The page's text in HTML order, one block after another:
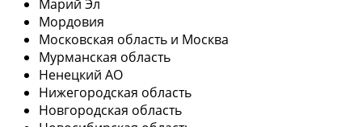
Марий Эл
Мордовия
Московская область и Москва
Мурманская область
Ненецкий АО
Нижегородская область
Новгородская область